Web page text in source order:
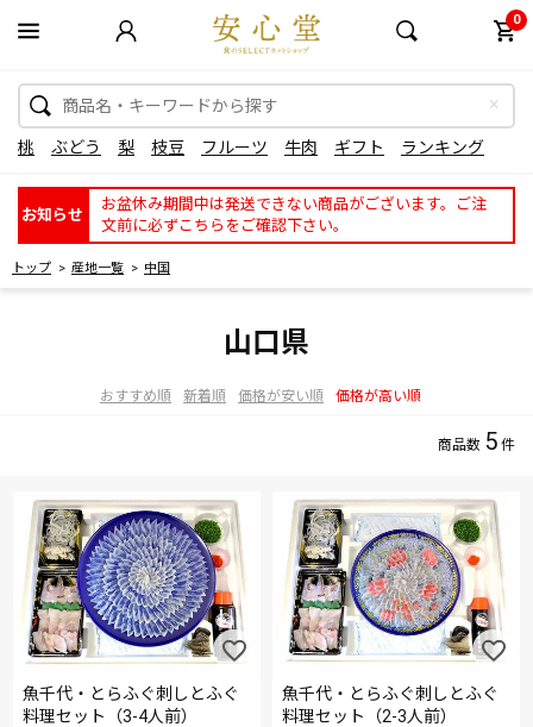
0
桃 ぶどう 梨 枝豆 フルーツ 牛肉 ギフト ランキング
お知らせ
お盆休み期間中は発送できない商品がございます。ご注
文前に必ずこちらをご確認下さい。
トップ 産地一覧 中国
山口県
おすすめ順 新着順 価格が安い順 価格が高い順
5
魚千代・とらふぐ刺しとふぐ
料理セット（3-4人前）
魚千代・とらふぐ刺しとふぐ
料理セット（2-3人前）